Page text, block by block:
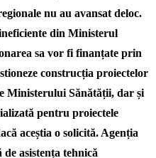
nu au avansat deloc.
din Ministerul
sa vor fi finanțate prin
construcția proiectelor
Ministerului Sănătății, dar și
pentru proiectele
aceștia o solicită. Agenția
asistența tehnică